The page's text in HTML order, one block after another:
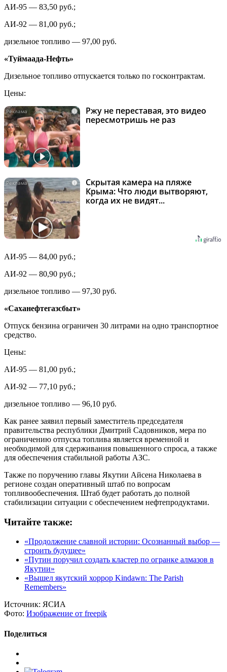
АИ-95 — 83,50 руб.;
АИ-92 — 81,00 руб.;
дизельное топливо — 97,00 руб.
«Туймаада-Нефть»
Дизельное топливо отпускается только по госконтрактам.
Цены:
i
Ржу не переставая, это видео
пересмотришь не раз
i
Скрытая камера на пляже
Крыма: Что люди вытворяют,
когда их не видят...
АИ-95 — 84,00 руб.;
АИ-92 — 80,90 руб.;
дизельное топливо — 97,30 руб.
«Саханефтегазсбыт»
Отпуск бензина ограничен 30 литрами на одно транспортное
средство.
Цены:
АИ-95 — 81,00 руб.;
АИ-92 — 77,10 руб.;
дизельное топливо — 96,10 руб.
Как ранее заявил первый заместитель председателя
правительства республики Дмитрий Садовников, мера по
ограничению отпуска топлива является временной и
необходимой для сдерживания повышенного спроса, а также
для обеспечения стабильной работы АЗС.
Также по поручению главы Якутии Айсена Николаева в
регионе создан оперативный штаб по вопросам
топливообеспечения. Штаб будет работать до полной
стабилизации ситуации с обеспечением нефтепродуктами.
Читайте также:
«Продолжение славной истории: Осознанный выбор —
строить будущее»
«Путин поручил создать кластер по огранке алмазов в
Якутии»
«Вышел якутский хоррор Kindawn: The Parish
Remembers»
Источник: ЯСИА
Фото: Изображение от freepik
Поделиться